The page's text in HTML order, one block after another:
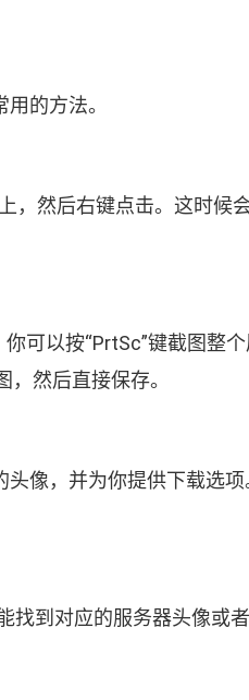
的方法。
然后右键点击。这时候
可以按“PrtSc”键截图整
然后直接保存。
像，并为你提供下载选
到对应的服务器头像或